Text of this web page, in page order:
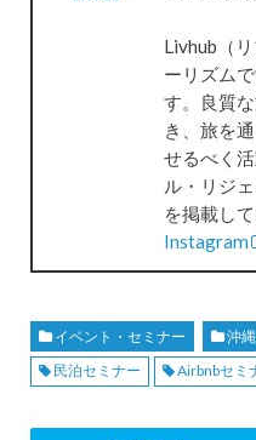
Livhub（
ーリズム
す。良質
き、旅を
せるべく
ル・リジ
を掲載して
Instagram
イベント・セミナー
沖
民泊セミナー
Airbnbセミ